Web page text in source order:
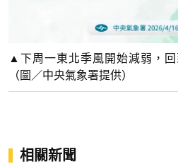
▲下周一東北季風開始減弱，
（圖／中央氣象署提供）
相關新聞